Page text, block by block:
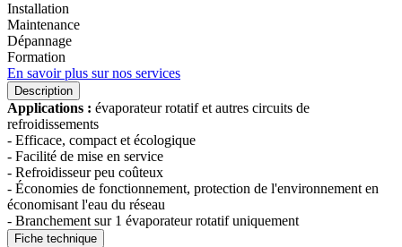
Installation
Maintenance
Dépannage
Formation
En savoir plus sur nos services
Description
Applications : évaporateur rotatif et autres circuits de
refroidissements
- Efficace, compact et écologique
- Facilité de mise en service
- Refroidisseur peu coûteux
- Économies de fonctionnement, protection de l'environnement en
économisant l'eau du réseau
- Branchement sur 1 évaporateur rotatif uniquement
Fiche technique